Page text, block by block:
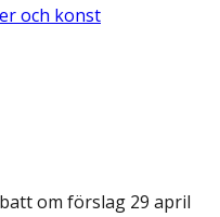
och konst
om förslag 29 april